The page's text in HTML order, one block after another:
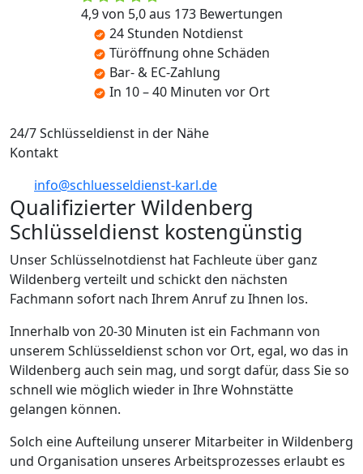
4,9 von 5,0 aus 173 Bewertungen
24 Stunden Notdienst
Türöffnung ohne Schäden
Bar- & EC-Zahlung
In 10 – 40 Minuten vor Ort
24/7 Schlüsseldienst in der Nähe
Kontakt
info@schluesseldienst-karl.de
Qualifizierter Wildenberg
Schlüsseldienst kostengünstig
Unser Schlüsselnotdienst hat Fachleute über ganz
Wildenberg verteilt und schickt den nächsten
Fachmann sofort nach Ihrem Anruf zu Ihnen los.
Innerhalb von 20-30 Minuten ist ein Fachmann von
unserem Schlüsseldienst schon vor Ort, egal, wo das in
Wildenberg auch sein mag, und sorgt dafür, dass Sie so
schnell wie möglich wieder in Ihre Wohnstätte
gelangen können.
Solch eine Aufteilung unserer Mitarbeiter in Wildenberg
und Organisation unseres Arbeitsprozesses erlaubt es